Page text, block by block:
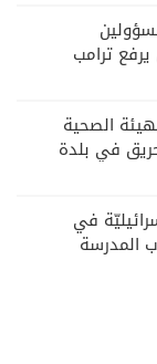
ترامب
فتح
للهيئة الصحية
في بلدة
إسرائيليّة في
المدرسة